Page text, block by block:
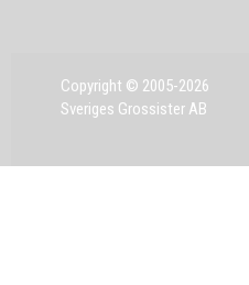
Copyright © 2005-2026
Sveriges Grossister AB